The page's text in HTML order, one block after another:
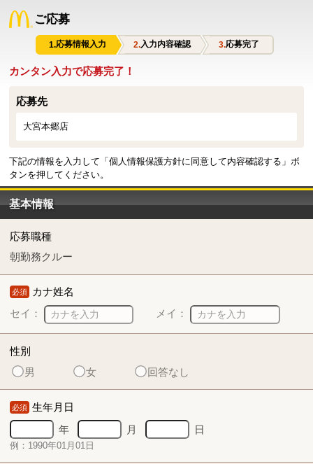
ご応募
応募情報入力 入力内容確認 応募完了
カンタン入力で応募完了！
応募先
大宮本郷店
下記の情報を入力して「個人情報保護方針に同意して内容確認する」ボ
タンを押してください。
基本情報
応募職種
朝勤務クルー
必須 カナ姓名
セイ：
メイ：
性別
男
女 回答なし
必須 生年月日
年
月 日
例：1990年01月01日